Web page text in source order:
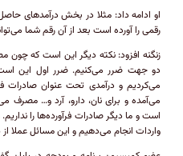
او ادامه داد: مثلا در بخش درآمدهای
رقمی را آورده است بعد از آن رقم شما
زنگنه افزود: نکته دیگر این است که چون
دو جهت ضرر می‌کنیم. ضرر اول این است
می‌کردیم و درآمدی تحت عنوان صادرات
می‌آمده و برای نان، دارو، آرد و…
واردات انجام می‌دهیم و این مسائل عملا